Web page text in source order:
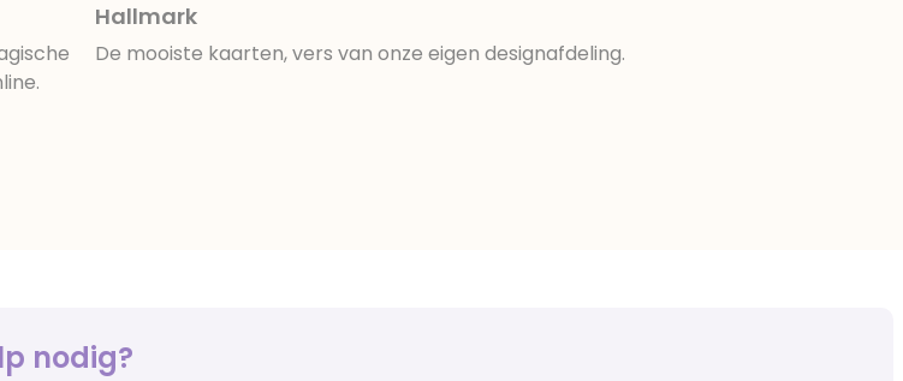
Hallmark
De mooiste kaarten, vers van onze eigen designafdeling.
nodig?